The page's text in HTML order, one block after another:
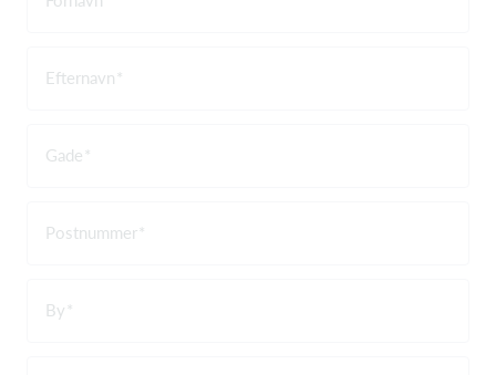
Efternavn
Gade
Postnummer
By